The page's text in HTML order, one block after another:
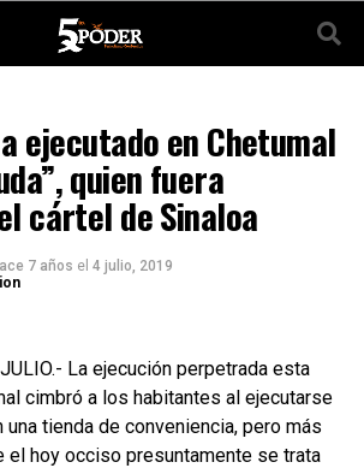
ejecutado en Chetumal
quien fuera
cártel de Sinaloa
7 años el 4 julio, 2019
La ejecución perpetrada esta
cimbró a los habitantes al ejecutarse
una tienda de conveniencia, pero más
el hoy occiso presuntamente se trata